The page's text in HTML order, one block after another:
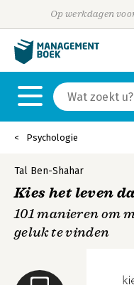
Op werkdagen
Psychologie
Tal Ben-Shahar
Kies het leven
101 manieren om
geluk te vinden